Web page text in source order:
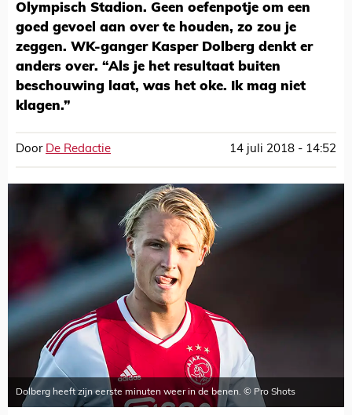
Olympisch Stadion. Geen oefenpotje om een
goed gevoel aan over te houden, zo zou je
zeggen. WK-ganger Kasper Dolberg denkt er
anders over. “Als je het resultaat buiten
beschouwing laat, was het oke. Ik mag niet
klagen.”
Door De Redactie 14 juli 2018 - 14:52
Dolberg heeft zijn eerste minuten weer in de benen. © Pro Shots